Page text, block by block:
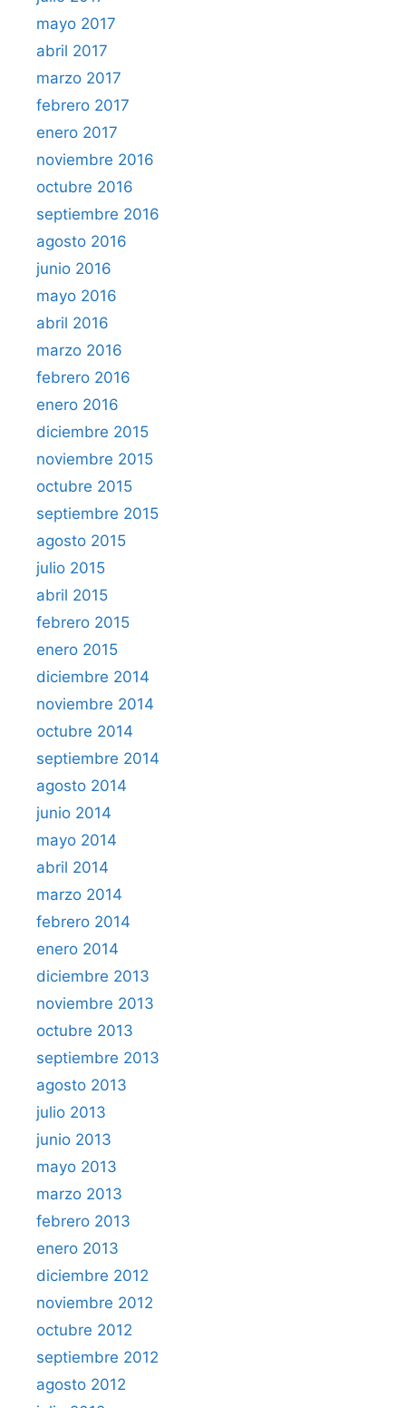
mayo 2017
abril 2017
marzo 2017
febrero 2017
enero 2017
noviembre 2016
octubre 2016
septiembre 2016
agosto 2016
junio 2016
mayo 2016
abril 2016
marzo 2016
febrero 2016
enero 2016
diciembre 2015
noviembre 2015
octubre 2015
septiembre 2015
agosto 2015
julio 2015
abril 2015
febrero 2015
enero 2015
diciembre 2014
noviembre 2014
octubre 2014
septiembre 2014
agosto 2014
junio 2014
mayo 2014
abril 2014
marzo 2014
febrero 2014
enero 2014
diciembre 2013
noviembre 2013
octubre 2013
septiembre 2013
agosto 2013
julio 2013
junio 2013
mayo 2013
marzo 2013
febrero 2013
enero 2013
diciembre 2012
noviembre 2012
octubre 2012
septiembre 2012
agosto 2012